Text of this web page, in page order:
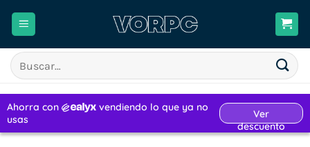
Buscar
por: